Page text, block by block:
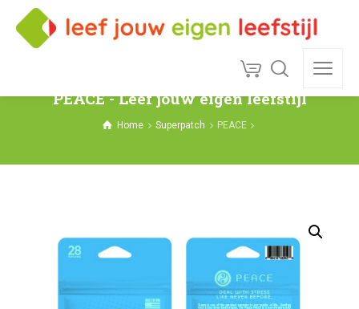
PEACE - Leef jouw eigen leefstijl
Home Superpatch PEACE